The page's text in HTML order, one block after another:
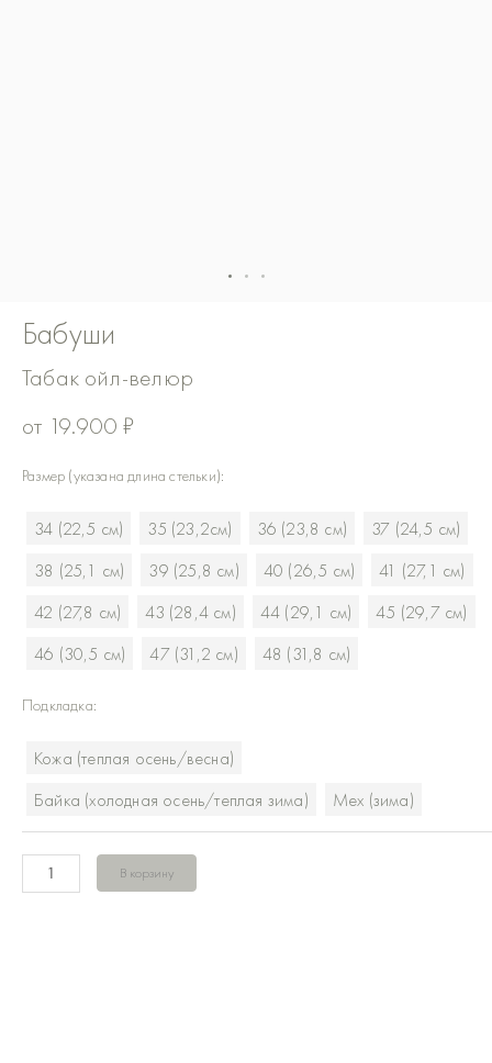
Бабуши
Табак ойл-велюр
от 19.900 ₽
Размер (указана длина стельки):
34 (22,5 см) 35 (23,2см) 36 (23,8 см)
37 (24,5 см)
38 (25,1 см)
39 (25,8 см) 40 (26,5 см)
41 (27,1 см)
42 (27,8 см)
43 (28,4 см) 44 (29,1 см)
45 (29,7 см)
46 (30,5 см)
47 (31,2 см) 48 (31,8 см)
Подкладка:
Кожа (теплая осень/весна)
Байка (холодная осень/теплая зима)
Мех (зима)
товара
ойл-
В корзину